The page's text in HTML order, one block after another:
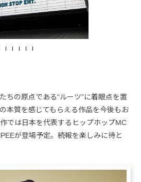
ちの原点である“ルーツ”に着眼点を置
本質を感じてもらえる作品を今後もお
では日本を代表するヒップホップMC
が登場予定。続報を楽しみに待と